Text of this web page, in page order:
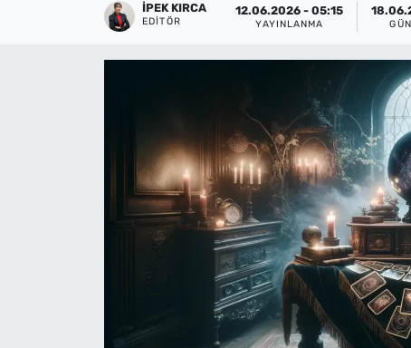
İPEK KIRCA
EDITÖR
12.06.2026 - 05:15
YAYINLANMA